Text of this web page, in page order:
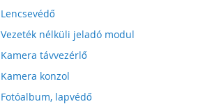
Lencsevédő
Vezeték nélküli jeladó modul
Kamera távvezérlő
Kamera konzol
Fotóalbum, lapvédő